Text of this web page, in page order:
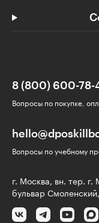
8 (800) 600-78-
Вопросы по покупке,
Вопросы по учебному
г. Москва, вн. тер.
бульвар